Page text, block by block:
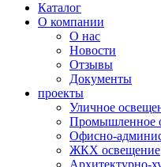
Каталог
О компании
О нас
Новости
Отзывы
Документы
проекты
Уличное
Промышленное
Офисно-
ЖКХ освещение